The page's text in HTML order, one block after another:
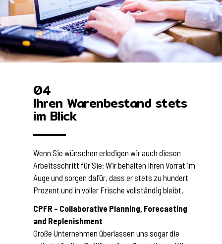
04
Ihren Warenbestand stets
im Blick
Wenn Sie wünschen erledigen wir auch diesen
Arbeitsschritt für Sie: Wir behalten Ihren Vorrat im
Auge und sorgen dafür, dass er stets zu hundert
Prozent und in voller Frische vollständig bleibt.
CPFR – Collaborative Planning, Forecasting
and Replenishment
Große Unternehmen überlassen uns sogar die